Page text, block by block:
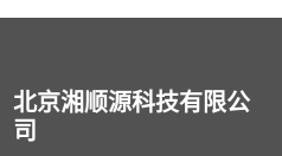
北京湘顺源科技有限公
司